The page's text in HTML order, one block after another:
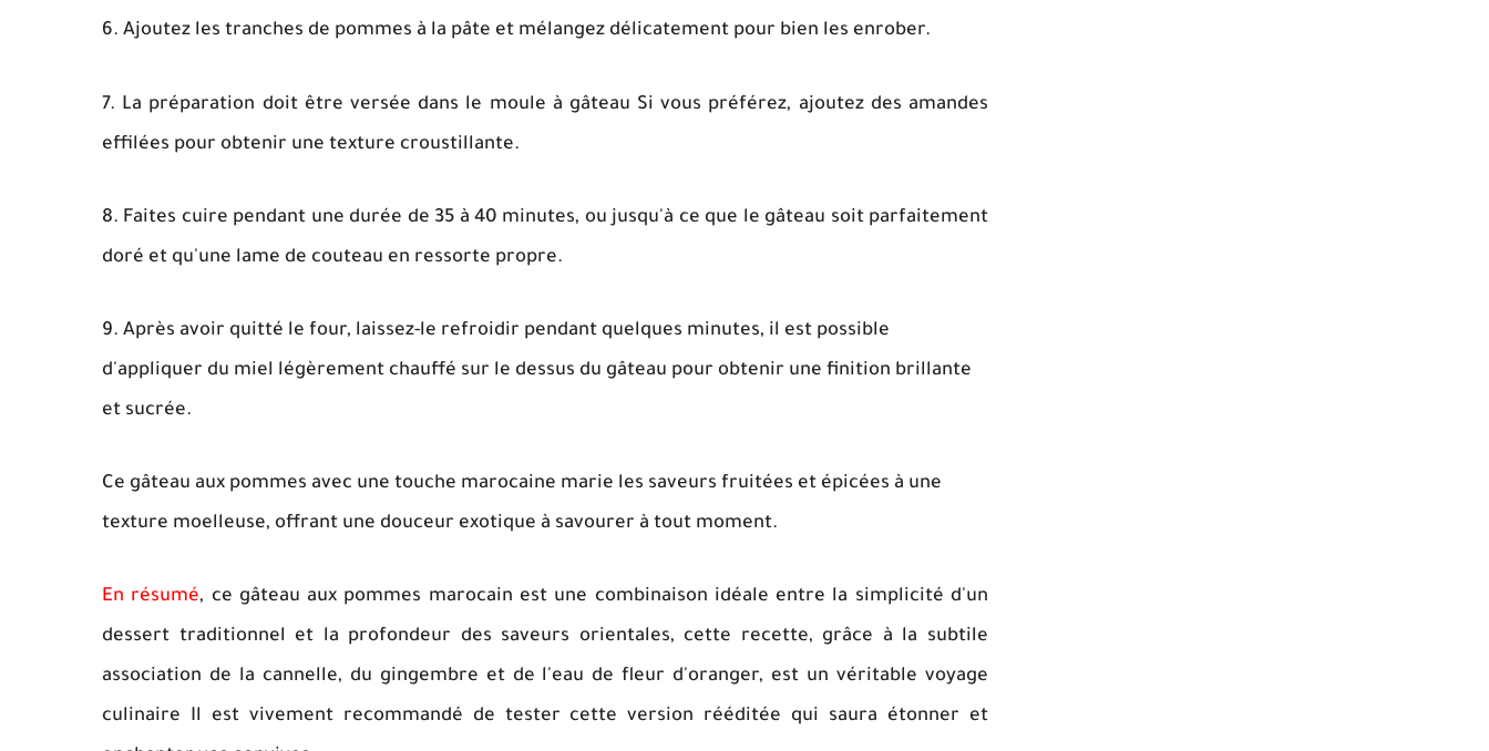
6. Ajoutez les tranches de pommes à la pâte et mélangez délicatement pour bien les enrober.
7. La préparation doit être versée dans le moule à gâteau Si vous préférez, ajoutez des amandes
effilées pour obtenir une texture croustillante.
8. Faites cuire pendant une durée de 35 à 40 minutes, ou jusqu'à ce que le gâteau soit parfaitement
doré et qu'une lame de couteau en ressorte propre.
9. Après avoir quitté le four, laissez-le refroidir pendant quelques minutes, il est possible
d'appliquer du miel légèrement chauffé sur le dessus du gâteau pour obtenir une finition brillante
et sucrée.
Ce gâteau aux pommes avec une touche marocaine marie les saveurs fruitées et épicées à une
texture moelleuse, offrant une douceur exotique à savourer à tout moment.
En résumé, ce gâteau aux pommes marocain est une combinaison idéale entre la simplicité d'un
dessert traditionnel et la profondeur des saveurs orientales, cette recette, grâce à la subtile
association de la cannelle, du gingembre et de l'eau de fleur d'oranger, est un véritable voyage
culinaire Il est vivement recommandé de tester cette version rééditée qui saura étonner et